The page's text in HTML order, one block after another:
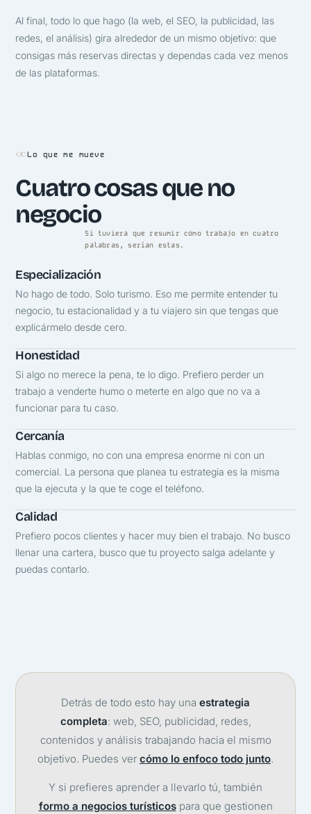
Al final, todo lo que hago (la web, el SEO, la publicidad, las
redes, el análisis) gira alrededor de un mismo objetivo: que
consigas más reservas directas y dependas cada vez menos
de las plataformas.
Lo que me mueve
Cuatro cosas que no
negocio
Si tuviera que resumir cómo trabajo en cuatro
palabras, serían estas.
Especialización
No hago de todo. Solo turismo. Eso me permite entender tu
negocio, tu estacionalidad y a tu viajero sin que tengas que
explicármelo desde cero.
Honestidad
Si algo no merece la pena, te lo digo. Prefiero perder un
trabajo a venderte humo o meterte en algo que no va a
funcionar para tu caso.
Cercanía
Hablas conmigo, no con una empresa enorme ni con un
comercial. La persona que planea tu estrategia es la misma
que la ejecuta y la que te coge el teléfono.
Calidad
Prefiero pocos clientes y hacer muy bien el trabajo. No busco
llenar una cartera, busco que tu proyecto salga adelante y
puedas contarlo.
Detrás de todo esto hay una estrategia
completa: web, SEO, publicidad, redes,
contenidos y análisis trabajando hacia el mismo
objetivo. Puedes ver cómo lo enfoco todo junto.
Y si prefieres aprender a llevarlo tú, también
formo a negocios turísticospara que gestionen